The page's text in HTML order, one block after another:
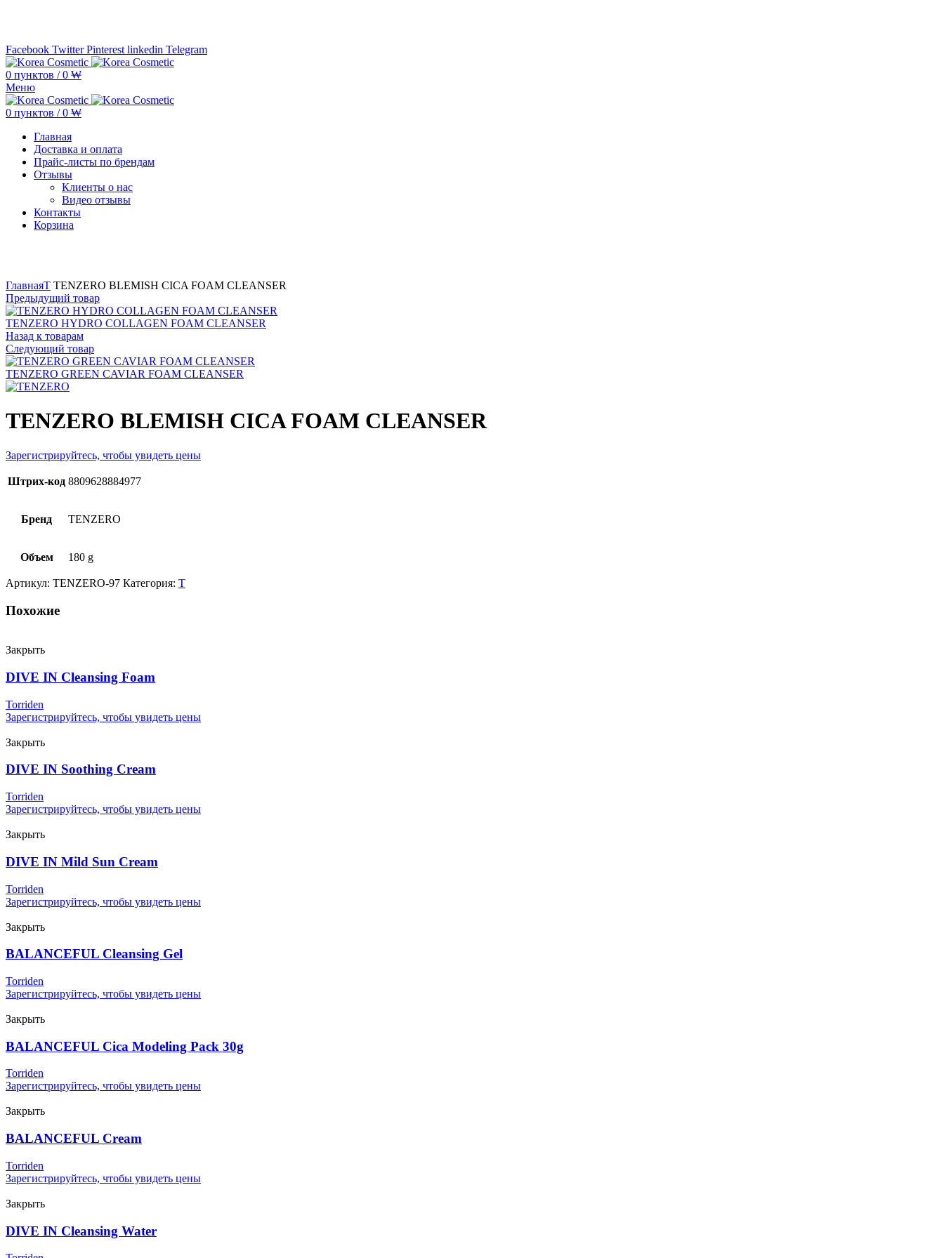
Facebook Twitter Pinterest linkedin Telegram
0 пунктов / 0 ₩
Меню
0 пунктов / 0 ₩
Главная
Доставка и оплата
Прайс-листы по брендам
Отзывы
Клиенты о нас
Видео отзывы
Контакты
Корзина
ГлавнаяT TENZERO BLEMISH CICA FOAM CLEANSER
Предыдущий товар
TENZERO HYDRO COLLAGEN FOAM CLEANSER
Назад к товарам
Следующий товар
TENZERO GREEN CAVIAR FOAM CLEANSER
TENZERO BLEMISH CICA FOAM CLEANSER
Зарегистрируйтесь, чтобы увидеть цены
Штрих-код 8809628884977
Бренд TENZERO
Объем 180 g
Артикул: TENZERO-97 Категория: T
Похожие
Закрыть
DIVE IN Cleansing Foam
Torriden
Зарегистрируйтесь, чтобы увидеть цены
Закрыть
DIVE IN Soothing Cream
Torriden
Зарегистрируйтесь, чтобы увидеть цены
Закрыть
DIVE IN Mild Sun Cream
Torriden
Зарегистрируйтесь, чтобы увидеть цены
Закрыть
BALANCEFUL Cleansing Gel
Torriden
Зарегистрируйтесь, чтобы увидеть цены
Закрыть
BALANCEFUL Cica Modeling Pack 30g
Torriden
Зарегистрируйтесь, чтобы увидеть цены
Закрыть
BALANCEFUL Cream
Torriden
Зарегистрируйтесь, чтобы увидеть цены
Закрыть
DIVE IN Cleansing Water